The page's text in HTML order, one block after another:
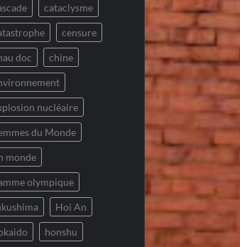
cataclysme
censure
doc chine
nucléaire
du Monde
monde
olympique
Hoi An
honshu